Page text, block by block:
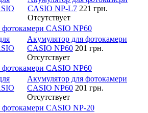
CASIO NP-L7 221 грн.
Отсутствует
фотокамери CASIO NP60
Акумулятор для фотокамери
CASIO NP60 201 грн.
Отсутствует
фотокамери CASIO NP60
Акумулятор для фотокамери
CASIO NP60 201 грн.
Отсутствует
фотокамери CASIO NP-20